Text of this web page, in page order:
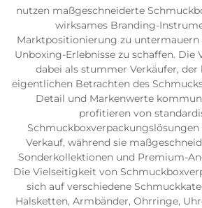
nutzen maßgeschneiderte
wirksames Branding-
Marktpositionierung zu untermauern
Unboxing-Erlebnisse zu schaffen. Die
dabei als stummer Verkäufer,
eigentlichen Betrachten des
Detail und Markenwerte
profitieren von
Verkauf, während sie
Sonderkollektionen und Premium-
Die Vielseitigkeit von
sich auf verschiedene
Halsketten, Armbänder, Ohrringe,